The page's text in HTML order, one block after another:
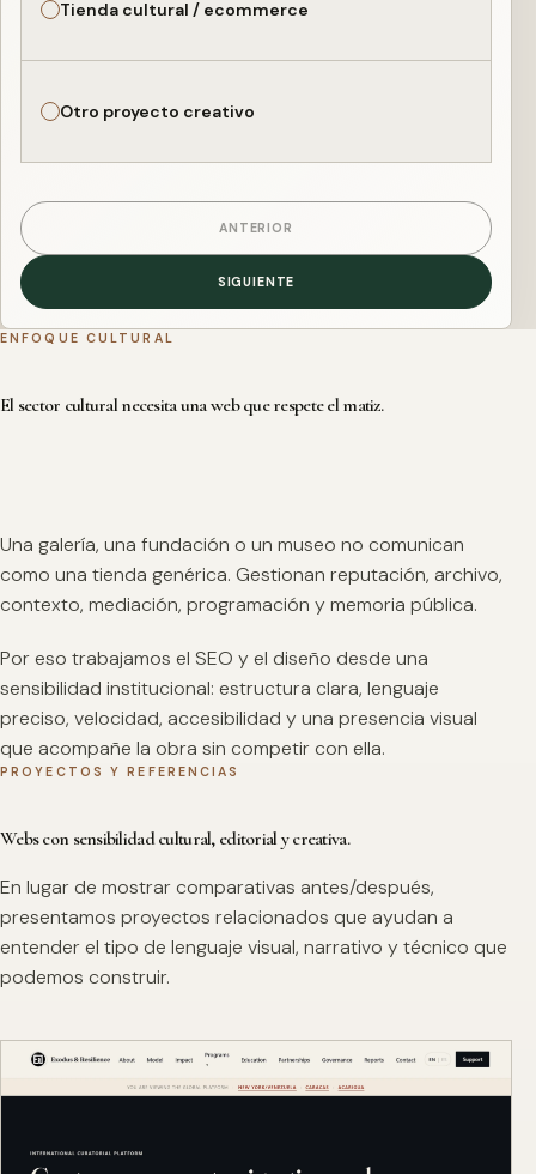
Tienda cultural / ecommerce
Otro proyecto creativo
ANTERIOR
SIGUIENTE
ENFOQUE CULTURAL
El sector cultural necesita una web que respete el matiz.
Una galería, una fundación o un museo no comunican
como una tienda genérica. Gestionan reputación, archivo,
contexto, mediación, programación y memoria pública.
Por eso trabajamos el SEO y el diseño desde una
sensibilidad institucional: estructura clara, lenguaje
preciso, velocidad, accesibilidad y una presencia visual
que acompañe la obra sin competir con ella.
PROYECTOS Y REFERENCIAS
Webs con sensibilidad cultural, editorial y creativa.
En lugar de mostrar comparativas antes/después,
presentamos proyectos relacionados que ayudan a
entender el tipo de lenguaje visual, narrativo y técnico que
podemos construir.